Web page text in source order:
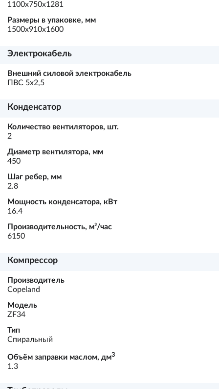
1100х750х1281
Размеры в упаковке, мм
1500х910х1600
Электрокабель
Внешний силовой электрокабель
ПВС 5х2,5
Конденсатор
Количество вентиляторов, шт.
2
Диаметр вентилятора, мм
450
Шаг ребер, мм
2.8
Мощность конденсатора, кВт
16.4
Производительность, м³/час
6150
Компрессор
Производитель
Copeland
Модель
ZF34
Тип
Спиральный
Объём заправки маслом, дм3
1.3